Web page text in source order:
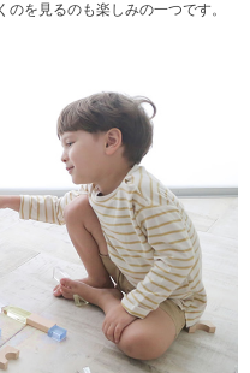
を見るのも楽しみの一つです。